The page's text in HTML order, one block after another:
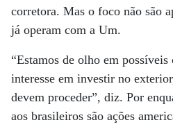
corretora. Mas o foco não são
já operam com a Um.
“Estamos de olho em
interesse em investir no
devem proceder”, diz. Por
aos brasileiros são ações